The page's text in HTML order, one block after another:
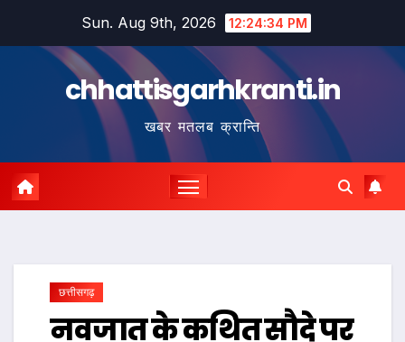
Sun. Aug 9th, 2026 12:24:35 PM
chhattisgarhkranti.in
खबर मतलब क्रान्ति
छत्तीसगढ़
नवजात के कथित सौदे पर